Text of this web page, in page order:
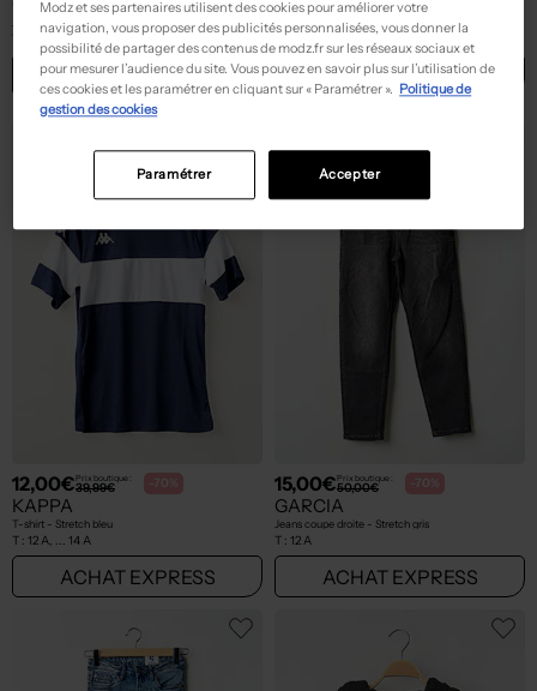
Jeans coupe large bleu
ACHAT EXPRESS
Pantalon slim - Tissage popeline marron
T :
ACHAT EXPRESS
12,00€Prix boutique :
39,99€ -70%
KAPPA
T-shirt - Stretch bleu
T : 12 A, ... 14 A
ACHAT EXPRESS
15,00€Prix boutique :
50,00€ -70%
GARCIA
Jeans coupe droite - Stretch gris
T : 12 A
ACHAT EXPRESS
Modz et ses partenaires utilisent des cookies pour améliorer votre
navigation, vous proposer des publicités personnalisées, vous donner la
possibilité de partager des contenus de modz.fr sur les réseaux sociaux et
pour mesurer l’audience du site. Vous pouvez en savoir plus sur l’utilisation de
ces cookies et les paramétrer en cliquant sur « Paramétrer ». Politique de
gestion des cookies
Accepter
Paramétrer